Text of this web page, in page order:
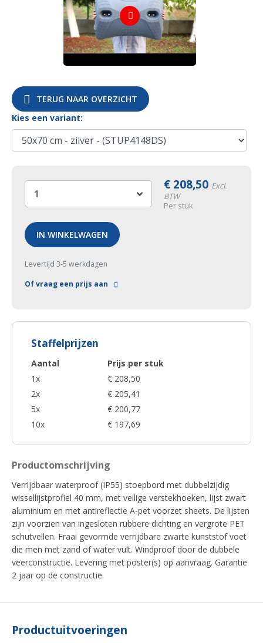
TERUG NAAR OVERZICHT
Kies een variant:
€ 208,50 Excl.
BTW
Per stuk
IN WINKELWAGEN
Levertijd 3-5 werkdagen
Of vraag een prijs aan
Staffelprijzen
Aantal
Prijs per stuk
1x
€ 208,50
2x
€ 205,41
5x
€ 200,77
10x
€ 197,69
Productomschrijving
Verrijdbaar waterproof (IP55) stoepbord met dubbelzijdig
wissellijstprofiel 40 mm, met veilige verstekhoeken, lijst zwart
aluminium en met antireflectie A-pet voorzet sheets. De lijsten
zijn voorzien van ingesloten rubbere dichting en vergrote PET
schutvellen. Fraai gevormde verrijdbare zwarte kunststof voet
die men met zand of water vult. Windproof door de dubbele
veerconstructie. Levering met poster(s) op aanvraag. Garantie
2 jaar op de constructie.
Productuitvoeringen